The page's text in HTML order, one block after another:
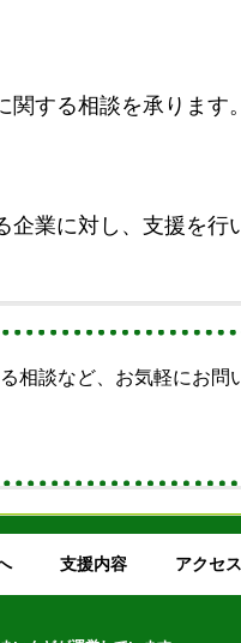
する相談を承ります。
企業に対し、支援を行
相談など、お気軽にお問
支援内容 アクセス